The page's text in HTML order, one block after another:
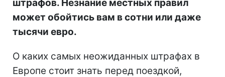
штрафов. Незнание местных правил
может обойтись вам в сотни или даже
тысячи евро.
О каких самых неожиданных штрафах в
Европе стоит знать перед поездкой,